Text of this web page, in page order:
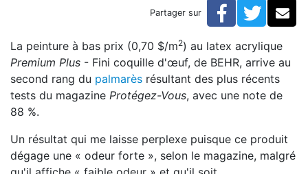
Hypersensibilités environnementales
Les meilleures peintures d'intérieur, vraiment?
Partager sur Facebook
La peinture à bas prix (0,70 $/m2) au latex acrylique
Premium Plus - Fini coquille d'œuf, de BEHR, arrive au
second rang du palmarès résultant des plus récents
tests du magazine Protégez-Vous, avec une note de
88 %.
Un résultat qui me laisse perplexe puisque ce produit
dégage une « odeur forte », selon le magazine, malgré